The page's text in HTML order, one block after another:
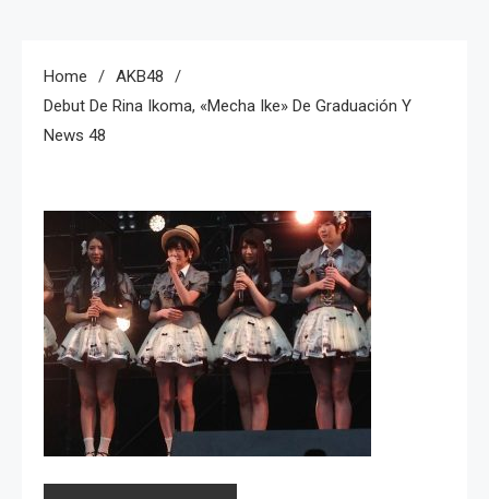
Home
AKB48
Debut De Rina Ikoma, «Mecha Ike» De Graduación Y
News 48